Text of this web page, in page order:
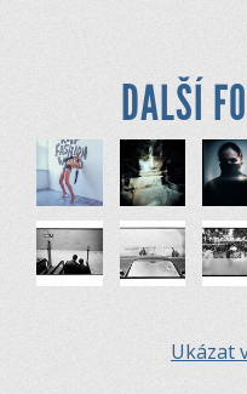
DALŠÍ
Ukázat